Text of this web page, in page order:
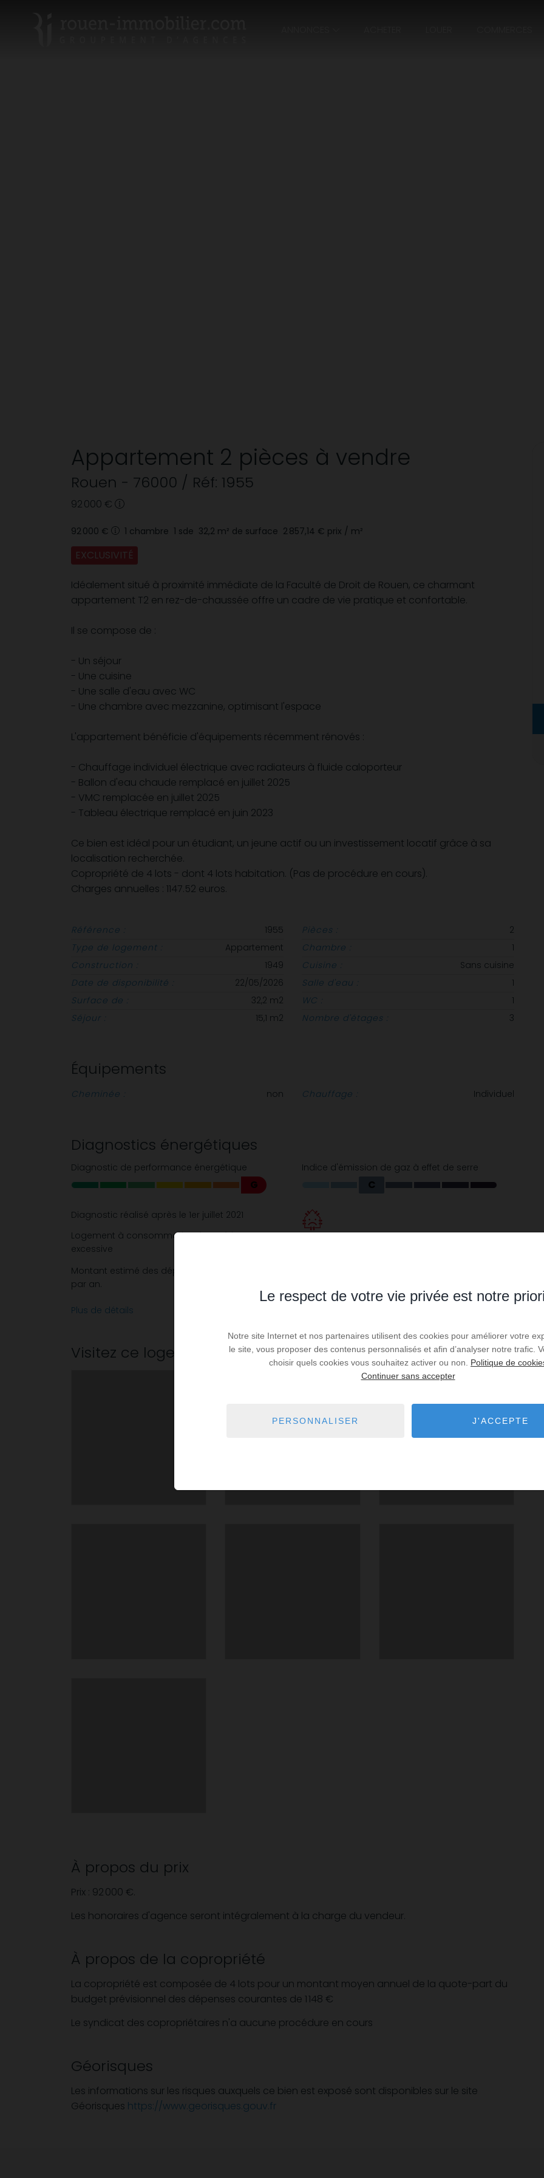
Appartement 2 pièces à vendre
Rouen - 76000 / Réf: 1955
92 000 €
92 000 € 1 chambre 1 sde 32,2 m² de surface 2 857,14 € prix / m²
EXCLUSIVITÉ
Idéalement situé à proximité immédiate de la Faculté de Droit de Rouen, ce charmant
appartement T2 en rez-de-chaussée offre un cadre de vie pratique et confortable.
Il se compose de :
- Un séjour
- Une cuisine
- Une salle d'eau avec WC
- Une chambre avec mezzanine, optimisant l'espace
L'appartement bénéficie d'équipements récemment rénovés :
- Chauffage individuel électrique avec radiateurs à fluide caloporteur
- Ballon d'eau chaude remplacé en juillet 2025
- VMC remplacée en juillet 2025
- Tableau électrique remplacé en juin 2023
Ce bien est idéal pour un étudiant, un jeune actif ou un investissement locatif grâce à sa
localisation recherchée.
Copropriété de 4 lots - dont 4 lots habitation. (Pas de procédure en cours).
Charges annuelles : 1147.52 euros.
Référence :
1955
Type de logement :
Appartement
Construction :
1949
Date de disponibilité :
22/05/2026
Surface de :
32,2 m2
Séjour :
15,1 m2
Pièces :
2
Chambre :
1
Cuisine :
Sans cuisine
Salle d'eau :
1
WC :
1
Nombre d'étages :
3
Équipements
Cheminée : non Chauffage : Individuel
Diagnostics énergétiques
Diagnostic de performance énergétique
G
Diagnostic réalisé après le 1er juillet 2021
Logement à consommation énergétique
excessive
Indice d'émission de gaz à effet de serre
C
Montant estimé des dépenses annuelles d'énergie pour un usage standard : entre 1 370 € et 1 900 €
par an.
Plus de détails
Visitez ce logement
À propos du prix
Prix : 92 000 €.
Les honoraires d'agence seront intégralement à la charge du vendeur.
À propos de la copropriété
La copropriété est composée de 4 lots pour un montant moyen annuel de la quote-part du
budget prévisionnel des dépenses courantes de 1 148 €
Le syndicat des copropriétaires n'a aucune procédure en cours
Géorisques
Les informations sur les risques auxquels ce bien est exposé sont disponibles sur le site
Géorisques https://www.georisques.gouv.fr
Le respect de votre vie privée est notre
Notre site Internet et nos partenaires utilisent des cookies pour améliorer votre
le site, vous proposer des contenus personnalisés et afin d’analyser notre trafic.
choisir quels cookies vous souhaitez activer ou non. Politique de
Continuer sans accepter
PERSONNALISER J'ACCEPTE